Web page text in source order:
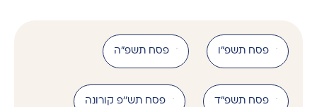
פסח תשפ"ו פסח תשפ"ה
פסח תשפ"ד פסח תש''פ קורונה